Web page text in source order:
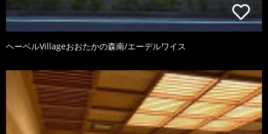
ヘーベルVillageおおたかの森南/エーデルワイス